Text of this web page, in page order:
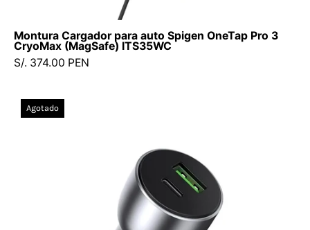
Montura Cargador para auto Spigen OneTap Pro 3
CryoMax (MagSafe) ITS35WC
S/. 374.00 PEN
Auto
52.5W
USB-
C
+
Agotado